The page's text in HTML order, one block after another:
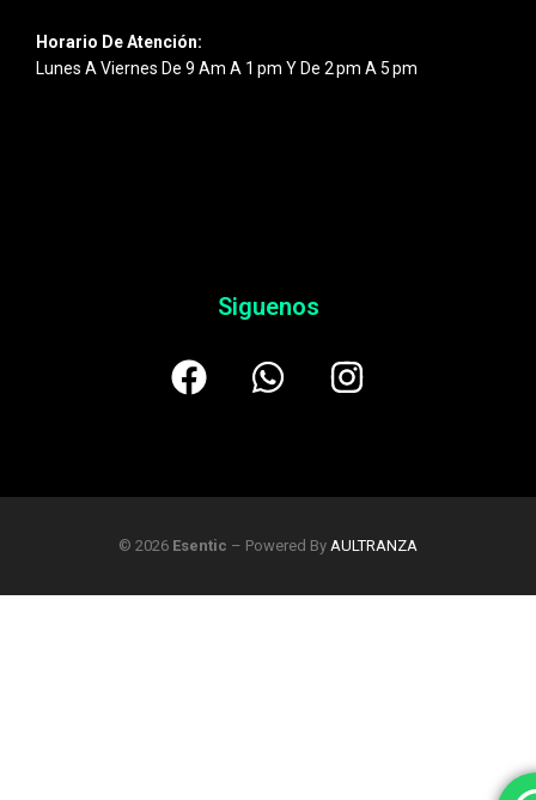
Horario De Atención:
Lunes A Viernes De 9 Am A 1 Pm Y De 2 Pm A 5 Pm
Siguenos
© 2026 Esentic – Powered By AULTRANZA